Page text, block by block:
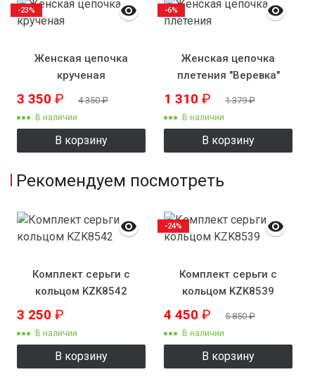
Женская цепочка
крученая
3 350 ₽ 4 350₽
В наличии
В корзину
-23%
Женская цепочка
плетения "Веревка"
1 310 ₽ 1 379₽
В наличии
В корзину
-6%
Рекомендуем посмотреть
Комплект серьги с
кольцом KZK8542
3 250 ₽
В наличии
В корзину
Комплект серьги с
кольцом KZK8539
4 450 ₽ 5 850₽
В наличии
В корзину
-24%